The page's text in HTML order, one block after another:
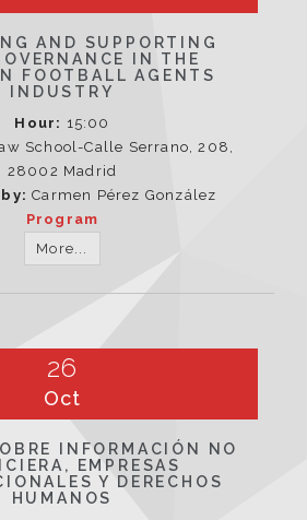
AND SUPPORTING
IN THE
FOOTBALL AGENTS
INDUSTRY
Hour: 15:00
School-Calle Serrano, 208,
28002 Madrid
Carmen Pérez González
Program
More...
26
Oct
INFORMACIÓN NO
EMPRESAS
Y DERECHOS
HUMANOS